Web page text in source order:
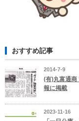
おすすめ記事
2014-7-9
(有)丸富通
報に掲載
2023-11-16